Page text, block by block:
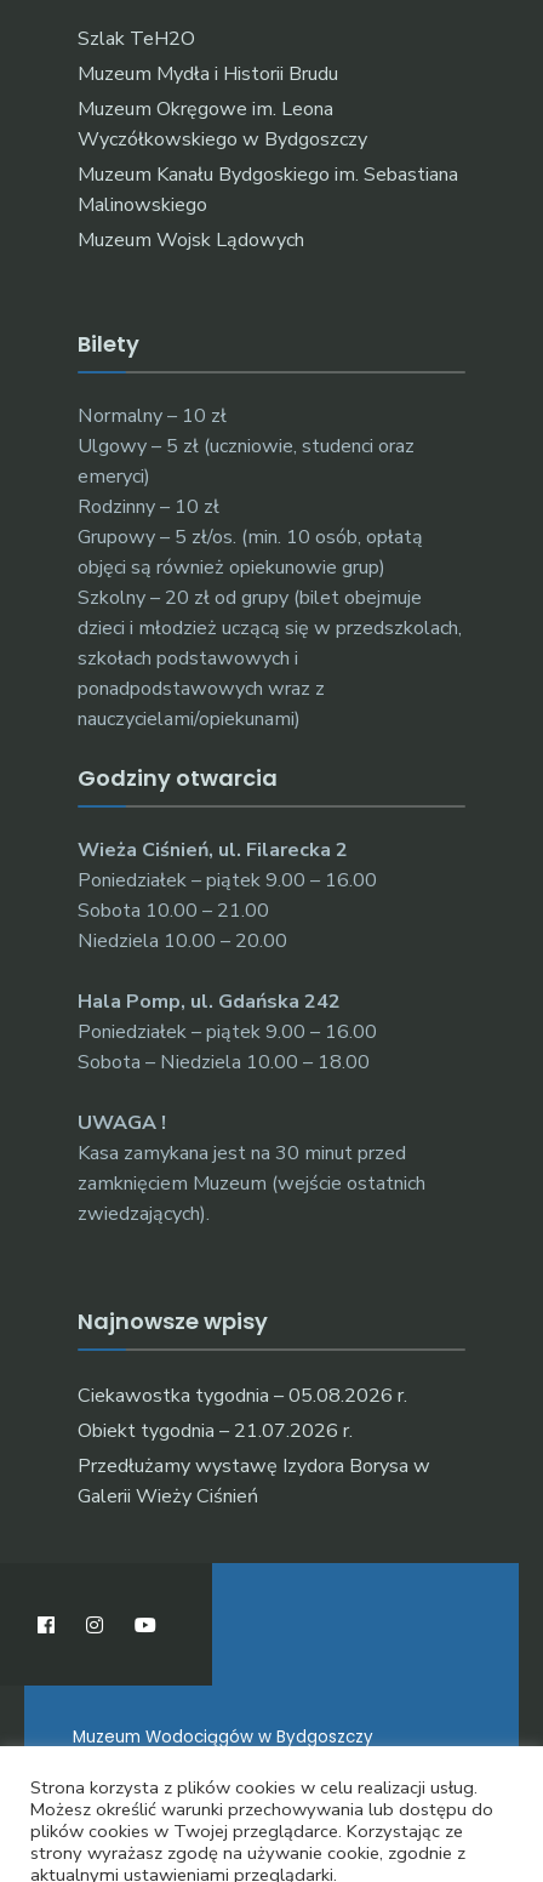
Szlak TeH2O
Muzeum Mydła i Historii Brudu
Muzeum Okręgowe im. Leona
Wyczółkowskiego w Bydgoszczy
Muzeum Kanału Bydgoskiego im. Sebastiana
Malinowskiego
Muzeum Wojsk Lądowych
Bilety
Normalny – 10 zł
Ulgowy – 5 zł (uczniowie, studenci oraz
emeryci)
Rodzinny – 10 zł
Grupowy – 5 zł/os. (min. 10 osób, opłatą
objęci są również opiekunowie grup)
Szkolny – 20 zł od grupy (bilet obejmuje
dzieci i młodzież uczącą się w przedszkolach,
szkołach podstawowych i
ponadpodstawowych wraz z
nauczycielami/opiekunami)
Godziny otwarcia
Wieża Ciśnień, ul. Filarecka 2
Poniedziałek – piątek 9.00 – 16.00
Sobota 10.00 – 21.00
Niedziela 10.00 – 20.00
Hala Pomp, ul. Gdańska 242
Poniedziałek – piątek 9.00 – 16.00
Sobota – Niedziela 10.00 – 18.00
UWAGA !
Kasa zamykana jest na 30 minut przed
zamknięciem Muzeum (wejście ostatnich
zwiedzających).
Najnowsze wpisy
Ciekawostka tygodnia – 05.08.2026 r.
Obiekt tygodnia – 21.07.2026 r.
Przedłużamy wystawę Izydora Borysa w
Galerii Wieży Ciśnień
Muzeum Wodociągów w Bydgoszczy
O MUZEUM
Strona korzysta z plików cookies w celu realizacji usług.
Możesz określić warunki przechowywania lub dostępu do
plików cookies w Twojej przeglądarce. Korzystając ze
strony wyrażasz zgodę na używanie cookie, zgodnie z
aktualnymi ustawieniami przeglądarki.